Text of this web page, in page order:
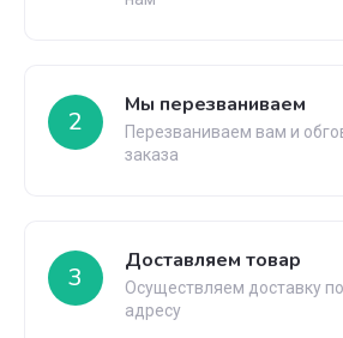
2
Мы перезваниваем
Перезваниваем вам и
заказа
3
Доставляем товар
Осуществляем доставку
адресу